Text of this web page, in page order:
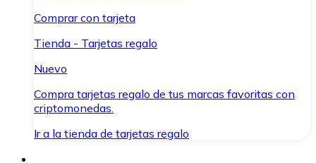
Comprar con tarjeta
Tienda - Tarjetas regalo
Nuevo
Compra tarjetas regalo de tus marcas favoritas con
criptomonedas.
Ir a la tienda de tarjetas regalo